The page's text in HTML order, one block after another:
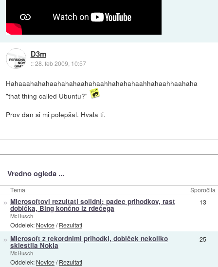
D3m
::28. feb 2009, 10:57
Hahaaahahahaahahahaahahaahhahahahaahhahaahhaahaha
"that thing called Ubuntu?"
Prov dan si mi polepšal. Hvala ti.
Vredno ogleda ...
Tema Sporočila
» Microsoftovi rezultati solidni: padec prihodkov, rast
dobička, Bing končno iz rdečega
McHusch
Oddelek: Novice/Rezultati
13
» Microsoft z rekordnimi prihodki, dobiček nekoliko
sklestila Nokia
McHusch
Oddelek: Novice/Rezultati
25